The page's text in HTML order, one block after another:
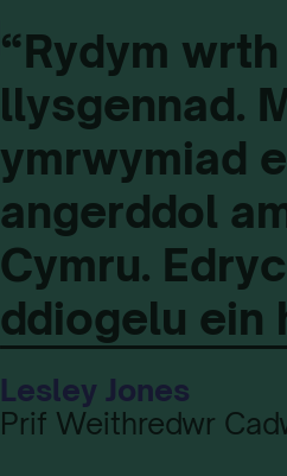
“Rydym
llysgennad.
ymrwymiad
angerddol
Cymru.
ddiogelu ein
Lesley Jones
Prif Weithredwr